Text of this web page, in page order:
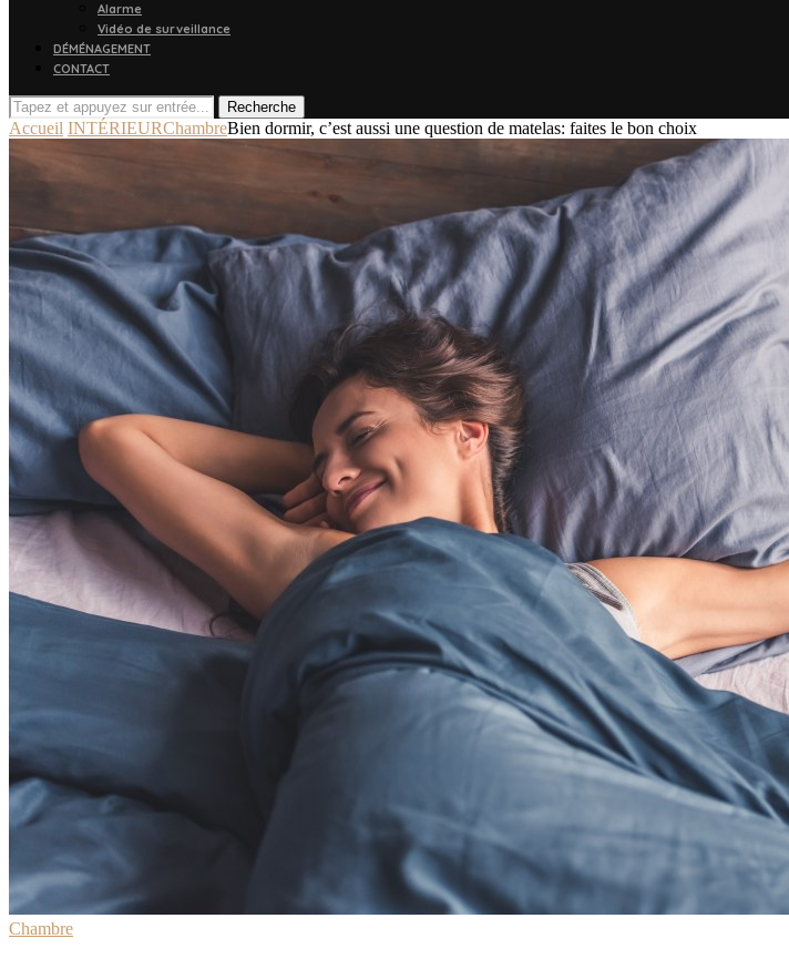
Alarme
Vidéo de surveillance
DÉMÉNAGEMENT
CONTACT
Recherche
Accueil INTÉRIEURChambreBien dormir, c’est aussi une question de matelas: faites le bon choix
Chambre